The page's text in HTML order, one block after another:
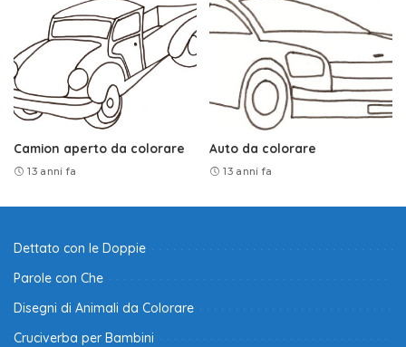
Camion aperto da colorare
13 anni fa
Auto da colorare
13 anni fa
Dettato con le Doppie
Parole con Che
Disegni di Animali da Colorare
Cruciverba per Bambini